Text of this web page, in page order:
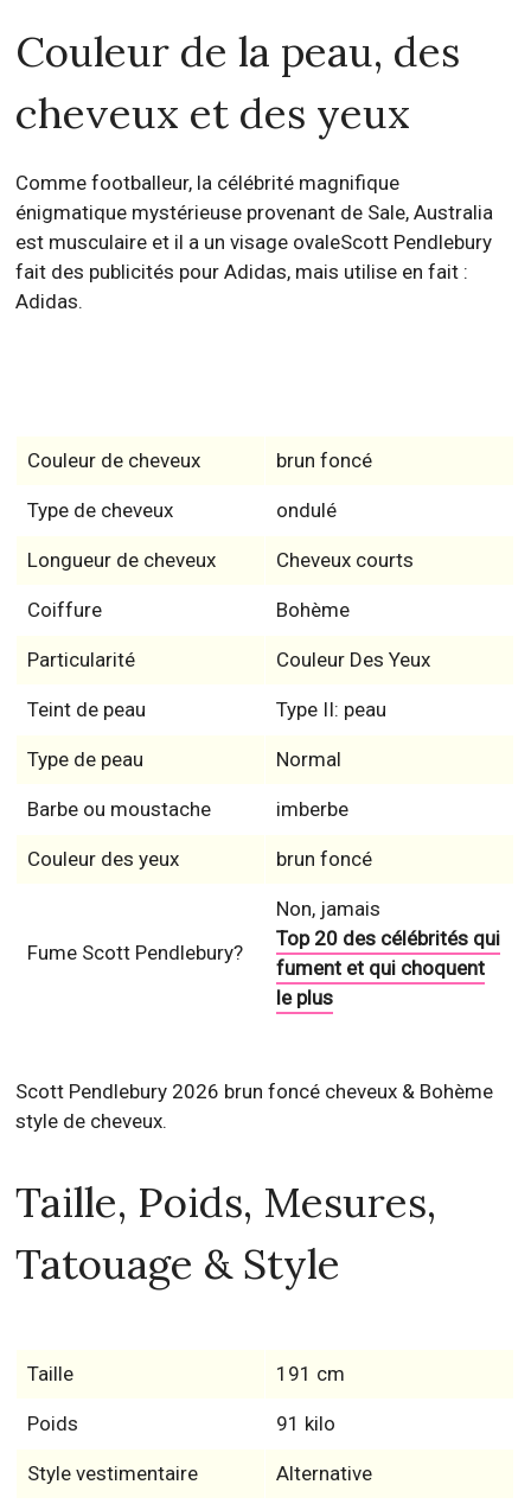
Couleur de la peau, des
cheveux et des yeux
Comme footballeur, la célébrité magnifique
énigmatique mystérieuse provenant de Sale, Australia
est musculaire et il a un visage ovaleScott Pendlebury
fait des publicités pour Adidas, mais utilise en fait :
Adidas.
Couleur de cheveux brun foncé
Type de cheveux ondulé
Longueur de cheveux Cheveux courts
Coiffure Bohème
Particularité Couleur Des Yeux
Teint de peau Type II: peau
Type de peau Normal
Barbe ou moustache imberbe
Couleur des yeux brun foncé
Fume Scott Pendlebury?
Non, jamais
Top 20 des célébrités qui
fument et qui choquent
le plus
Scott Pendlebury 2026 brun foncé cheveux & Bohème
style de cheveux.
Taille, Poids, Mesures,
Tatouage & Style
Taille 191 cm
Poids 91 kilo
Style vestimentaire Alternative